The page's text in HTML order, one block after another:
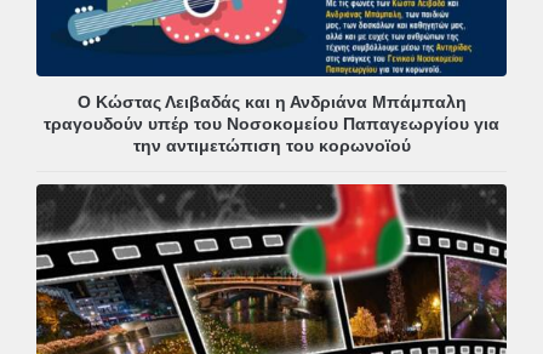
Ο Κώστας Λειβαδάς και η Ανδριάνα Μπάμπαλη
τραγουδούν υπέρ του Νοσοκομείου Παπαγεωργίου για
την αντιμετώπιση του κορωνοϊού